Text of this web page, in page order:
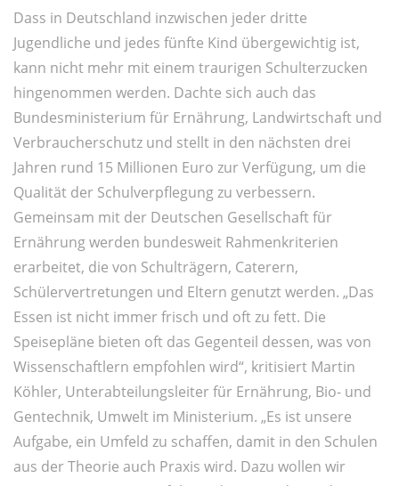
Dass in Deutschland inzwischen jeder dritte
Jugendliche und jedes fünfte Kind übergewichtig ist,
kann nicht mehr mit einem traurigen Schulterzucken
hingenommen werden. Dachte sich auch das
Bundesministerium für Ernährung, Landwirtschaft und
Verbraucherschutz und stellt in den nächsten drei
Jahren rund 15 Millionen Euro zur Verfügung, um die
Qualität der Schulverpflegung zu verbessern.
Gemeinsam mit der Deutschen Gesellschaft für
Ernährung werden bundesweit Rahmenkriterien
erarbeitet, die von Schulträgern, Caterern,
Schülervertretungen und Eltern genutzt werden. „Das
Essen ist nicht immer frisch und oft zu fett. Die
Speisepläne bieten oft das Gegenteil dessen, was von
Wissenschaftlern empfohlen wird“, kritisiert Martin
Köhler, Unterabteilungsleiter für Ernährung, Bio- und
Gentechnik, Umwelt im Ministerium. „Es ist unsere
Aufgabe, ein Umfeld zu schaffen, damit in den Schulen
aus der Theorie auch Praxis wird. Dazu wollen wir